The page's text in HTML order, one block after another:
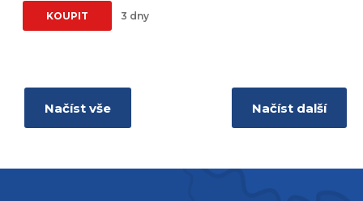
KOUPIT 3 dny
Načíst vše Načíst další